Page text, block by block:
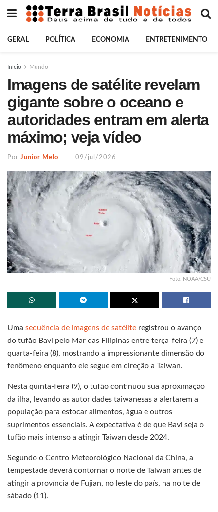
GERAL POLÍTICA ECONOMIA ENTRETENIMENTO
Início Mundo
Imagens de satélite revelam
gigante sobre o oceano e
autoridades entram em alerta
máximo; veja vídeo
Por Junior Melo 09/jul/2026
Foto: NOAA/CSU
Uma sequência de imagens de satélite registrou o avanço
do tufão Bavi pelo Mar das Filipinas entre terça-feira (7) e
quarta-feira (8), mostrando a impressionante dimensão do
fenômeno enquanto ele segue em direção a Taiwan.
Nesta quinta-feira (9), o tufão continuou sua aproximação
da ilha, levando as autoridades taiwanesas a alertarem a
população para estocar alimentos, água e outros
suprimentos essenciais. A expectativa é de que Bavi seja o
tufão mais intenso a atingir Taiwan desde 2024.
Segundo o Centro Meteorológico Nacional da China, a
tempestade deverá contornar o norte de Taiwan antes de
atingir a província de Fujian, no leste do país, na noite de
sábado (11).